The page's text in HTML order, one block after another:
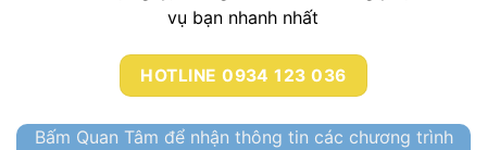
vụ bạn nhanh nhất
HOTLINE 0934 123 036
Bấm Quan Tâm để nhận thông tin các chương trình